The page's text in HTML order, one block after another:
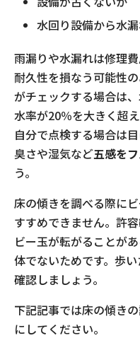
水回り設備から水
雨漏りや水漏れは修理
耐久性を損なう可能性
がチェックする場合は
水率が20％を大きく超
自分で点検する場合は
臭さや湿気など五感を
う。
床の傾きを調べる際に
すすめできません。許
ビー玉が転がることが
体でないためです。歩
確認しましょう。
下記記事では床の傾き
にしてください。